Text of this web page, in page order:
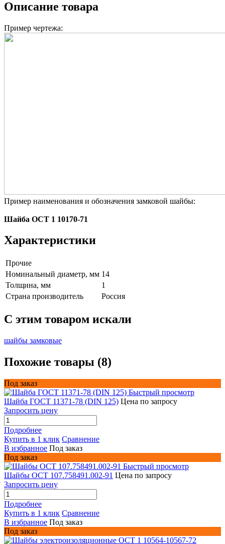
Описание товара
Пример чертежа:
Пример наименования и обозначения замковой шайбы:
Шайба ОСТ 1 10170-71
Характеристики
Прочие
Номинальный диаметр, мм 14
Толщина, мм
1
Страна производитель
Россия
C этим товаром искали
шайбы замковые
Похожие товары (8)
Под заказ
Быстрый просмотр
Шайба ГОСТ 11371-78 (DIN 125) Цена по запросу
Запросить цену
Подробнее
Купить в 1 клик Сравнение
В избранное Под заказ
Под заказ
Быстрый просмотр
Шайбы ОСТ 107.758491.002-91 Цена по запросу
Запросить цену
Подробнее
Купить в 1 клик Сравнение
В избранное Под заказ
Под заказ